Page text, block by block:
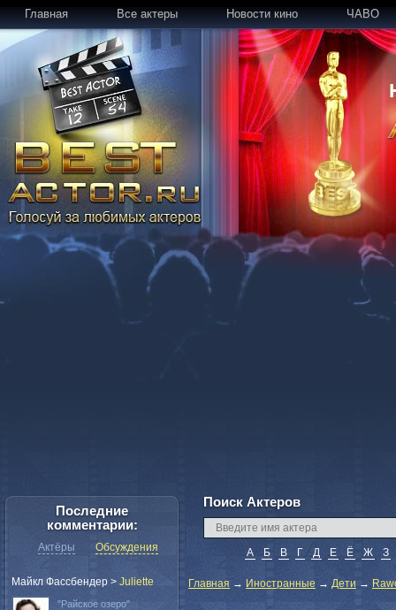
Главная Все актеры Новости кино ЧАВО
Поиск Актеров
А Б В Г Д Е Ё Ж З
Главная → Иностранные → Дети →
Последние
комментарии:
Актёры Обсуждения
Майкл Фассбендер > Juliette
"Райское озеро"